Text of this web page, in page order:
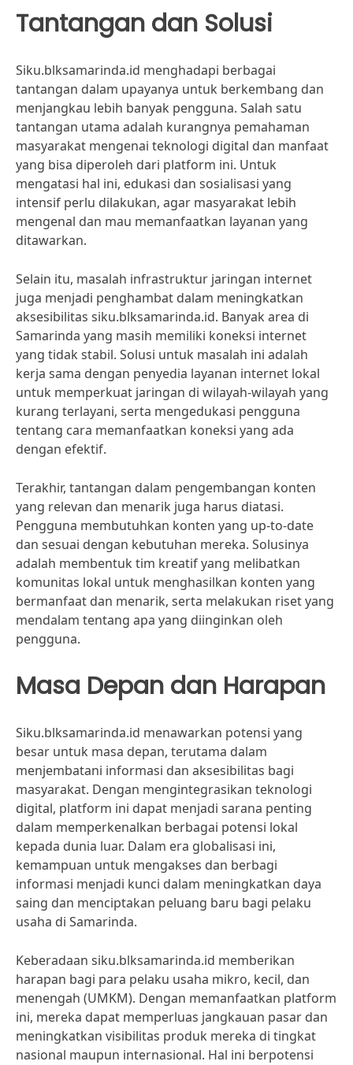
Tantangan dan Solusi
Siku.blksamarinda.id menghadapi berbagai
tantangan dalam upayanya untuk berkembang dan
menjangkau lebih banyak pengguna. Salah satu
tantangan utama adalah kurangnya pemahaman
masyarakat mengenai teknologi digital dan manfaat
yang bisa diperoleh dari platform ini. Untuk
mengatasi hal ini, edukasi dan sosialisasi yang
intensif perlu dilakukan, agar masyarakat lebih
mengenal dan mau memanfaatkan layanan yang
ditawarkan.
Selain itu, masalah infrastruktur jaringan internet
juga menjadi penghambat dalam meningkatkan
aksesibilitas siku.blksamarinda.id. Banyak area di
Samarinda yang masih memiliki koneksi internet
yang tidak stabil. Solusi untuk masalah ini adalah
kerja sama dengan penyedia layanan internet lokal
untuk memperkuat jaringan di wilayah-wilayah yang
kurang terlayani, serta mengedukasi pengguna
tentang cara memanfaatkan koneksi yang ada
dengan efektif.
Terakhir, tantangan dalam pengembangan konten
yang relevan dan menarik juga harus diatasi.
Pengguna membutuhkan konten yang up-to-date
dan sesuai dengan kebutuhan mereka. Solusinya
adalah membentuk tim kreatif yang melibatkan
komunitas lokal untuk menghasilkan konten yang
bermanfaat dan menarik, serta melakukan riset yang
mendalam tentang apa yang diinginkan oleh
pengguna.
Masa Depan dan Harapan
Siku.blksamarinda.id menawarkan potensi yang
besar untuk masa depan, terutama dalam
menjembatani informasi dan aksesibilitas bagi
masyarakat. Dengan mengintegrasikan teknologi
digital, platform ini dapat menjadi sarana penting
dalam memperkenalkan berbagai potensi lokal
kepada dunia luar. Dalam era globalisasi ini,
kemampuan untuk mengakses dan berbagi
informasi menjadi kunci dalam meningkatkan daya
saing dan menciptakan peluang baru bagi pelaku
usaha di Samarinda.
Keberadaan siku.blksamarinda.id memberikan
harapan bagi para pelaku usaha mikro, kecil, dan
menengah (UMKM). Dengan memanfaatkan platform
ini, mereka dapat memperluas jangkauan pasar dan
meningkatkan visibilitas produk mereka di tingkat
nasional maupun internasional. Hal ini berpotensi